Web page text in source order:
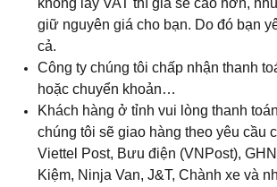
không lấy VAT thì giá sẽ cao hơn,
giữ nguyên giá cho bạn. Do đó bạn
cả.
Công ty chúng tôi chấp nhận thanh
hoặc chuyển khoản…
Khách hàng ở tỉnh vui lòng thanh
chúng tôi sẽ giao hàng theo yêu cầu
Viettel Post, Bưu điện (VNPost),
Kiệm, Ninja Van, J&T, Chành xe và